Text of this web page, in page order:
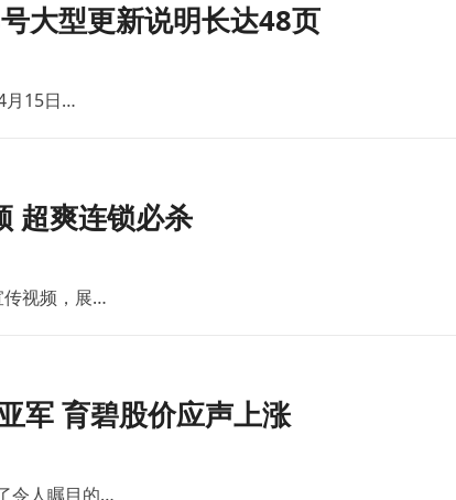
大型更新说明长达48页
月15日…
超爽连锁必杀
传视频，展…
军 育碧股价应声上涨
令人瞩目的…